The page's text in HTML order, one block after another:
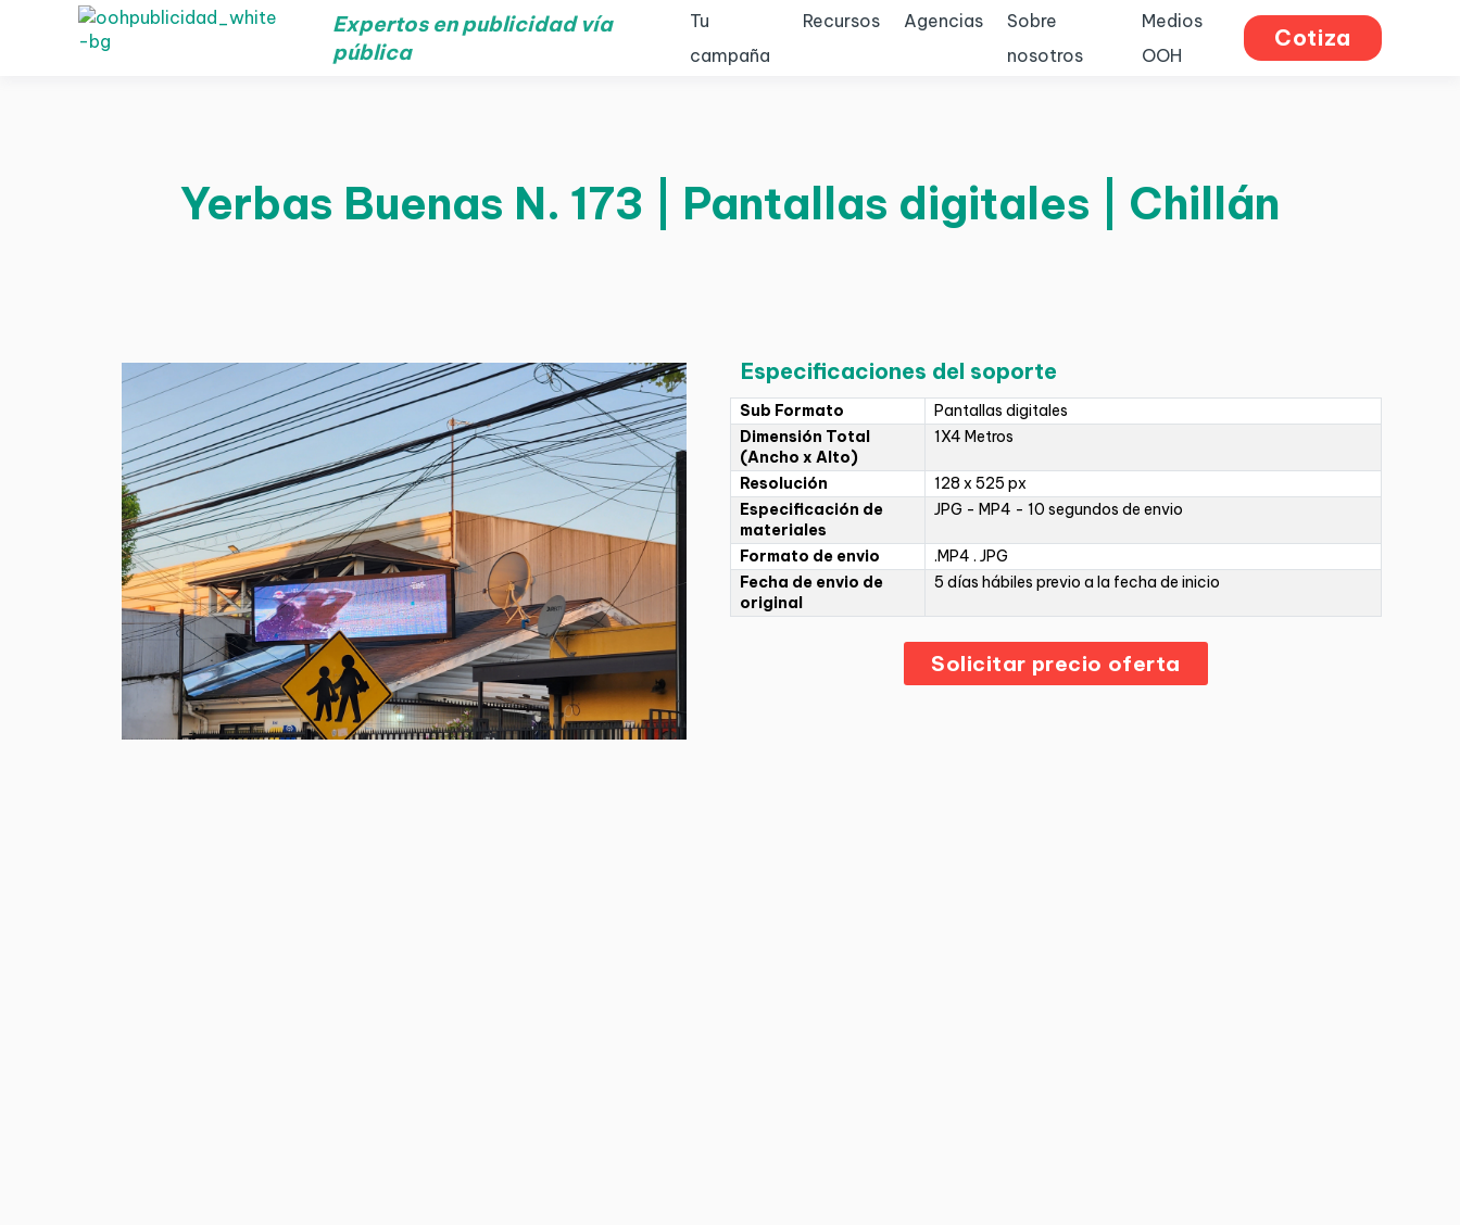
Expertos en publicidad vía
pública
Tu
campaña
Recursos Agencias
Sobre
nosotros
Medios
OOH
Cotiza
Yerbas Buenas N. 173 | Pantallas digitales | Chillán
Especificaciones del soporte
Sub Formato
Pantallas digitales
Dimensión Total
(Ancho x Alto)
1X4 Metros
Resolución
128 x 525 px
Especificación de
materiales
JPG - MP4 - 10 segundos de envio
Formato de envio
.MP4 . JPG
Fecha de envio de
original
5 días hábiles previo a la fecha de inicio
Solicitar precio oferta